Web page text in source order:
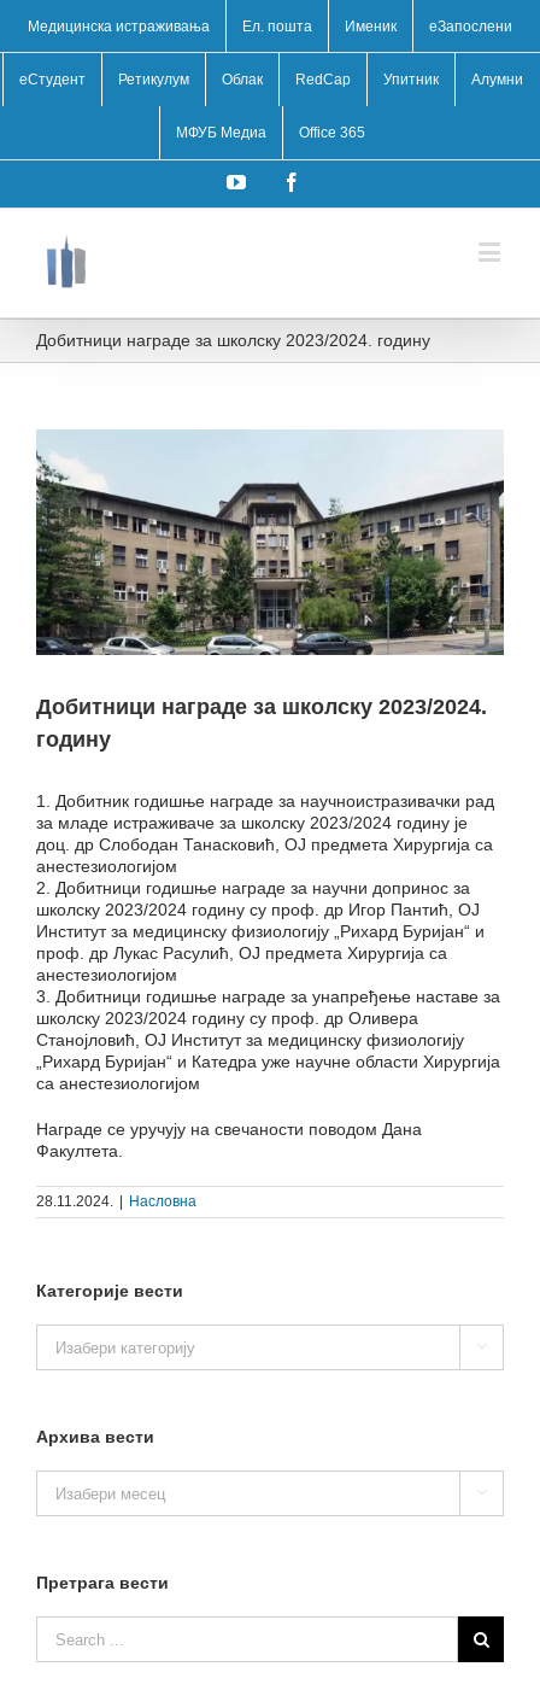
Медицинска истраживања Ел. пошта Именик eЗапослени
еСтудент Ретикулум Облак RedCap Упитник Алумни
МФУБ Медиа Office 365
YouTube
Добитници награде за школску 2023/2024. годину
Larger
Image
Добитници награде за школску 2023/2024.
годину
1. Добитник годишње награде за научноистразивачки рад
за младе истраживаче за школску 2023/2024 годину је
доц. др Слободан Танасковић, ОЈ предмета Хирургија са
анестезиологијом
2. Добитници годишње награде за научни допринос за
школску 2023/2024 годину су проф. др Игор Пантић, ОЈ
Институт за медицинску физиологију „Рихард Буријан“ и
проф. др Лукас Расулић, ОЈ предмета Хирургија са
анестезиологијом
3. Добитници годишње награде за унапређење наставе за
школску 2023/2024 годину су проф. др Оливера
Станојловић, ОЈ Институт за медицинску физиологију
„Рихард Буријан“ и Катедра уже научне области Хирургија
са анестезиологијом
Награде се уручују на свечаности поводом Дана
Факултета.
28.11.2024. Насловна
Категорије вести
вести

Архива вести
вести

Претрага вести